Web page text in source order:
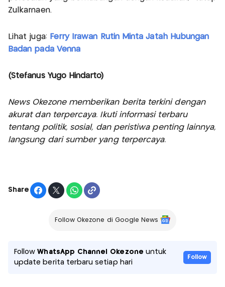
Zulkarnaen.
Lihat juga: Ferry Irawan Rutin Minta Jatah Hubungan
Badan pada Venna
(Stefanus Yugo Hindarto)
News Okezone memberikan berita terkini dengan
akurat dan terpercaya. Ikuti informasi terbaru
tentang politik, sosial, dan peristiwa penting lainnya,
langsung dari sumber yang terpercaya.
Share
Follow Okezone di Google News
FollowWhatsApp Channel Okezone untuk
update berita terbaru setiap hari
Follow